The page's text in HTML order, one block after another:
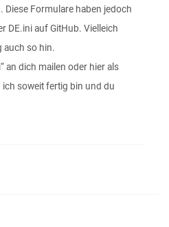
Diese Formulare haben jedoch
DE.ini auf GitHub. Vielleich
auch so hin.
an dich mailen oder hier als
soweit fertig bin und du